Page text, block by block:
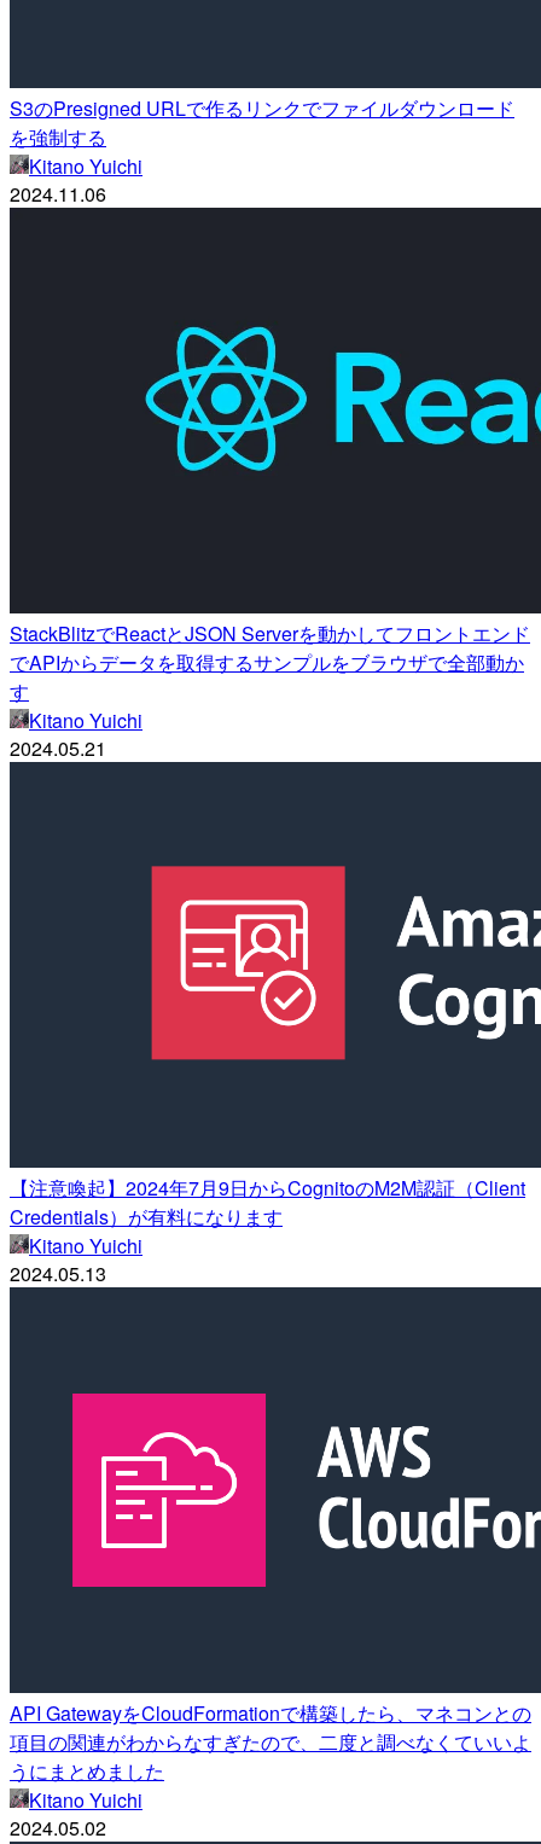
S3のPresigned URLで作るリンクでファイルダウンロード
を強制する
Kitano Yuichi
2024.11.06
StackBlitzでReactとJSON Serverを動かしてフロントエンド
でAPIからデータを取得するサンプルをブラウザで全部動か
す
Kitano Yuichi
2024.05.21
【注意喚起】2024年7月9日からCognitoのM2M認証（Client
Credentials）が有料になります
Kitano Yuichi
2024.05.13
API GatewayをCloudFormationで構築したら、マネコンとの
項目の関連がわからなすぎたので、二度と調べなくていいよ
うにまとめました
Kitano Yuichi
2024.05.02